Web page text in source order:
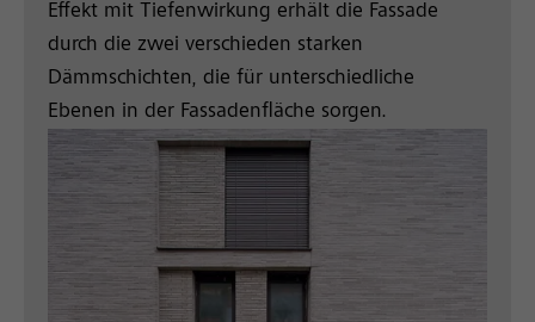
Effekt mit Tiefenwirkung erhält die Fassade
durch die zwei verschieden starken
Dämmschichten, die für unterschiedliche
Ebenen in der Fassadenfläche sorgen.